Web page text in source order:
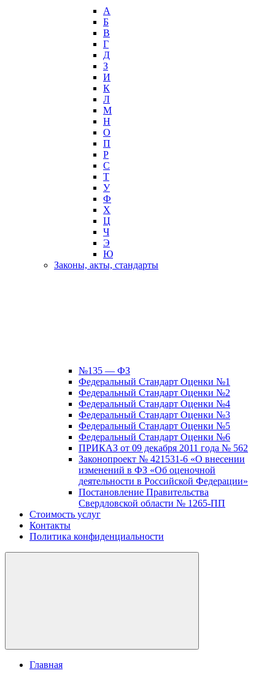
А
Б
В
Г
Д
З
И
К
Л
М
Н
О
П
Р
С
Т
У
Ф
Х
Ц
Ч
Э
Ю
Законы, акты, стандарты
№135 — ФЗ
Федеральный Стандарт Оценки №1
Федеральный Стандарт Оценки №2
Федеральный Стандарт Оценки №4
Федеральный Стандарт Оценки №3
Федеральный Стандарт Оценки №5
Федеральный Стандарт Оценки №6
ПРИКАЗ от 09 декабря 2011 года № 562
Законопроект № 421531-6 «О внесении
изменений в ФЗ «Об оценочной
деятельности в Российской Федерации»
Постановление Правительства
Свердловской области № 1265-ПП
Стоимость услуг
Контакты
Политика конфиденциальности
Главная